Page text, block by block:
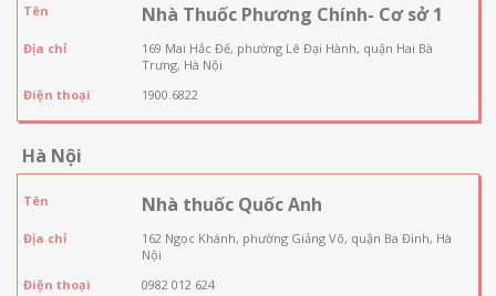
Tên Nhà Thuốc Phương Chính- Cơ sở 1
Địa chỉ
169 Mai Hắc Đế, phường Lê Đại Hành, quận Hai Bà
Trưng, Hà Nội
Điện thoại
1900.6822
Hà Nội
Tên Nhà thuốc Quốc Anh
Địa chỉ
162 Ngọc Khánh, phường Giảng Võ, quận Ba Đình, Hà
Nội
Điện thoại
0982 012 624